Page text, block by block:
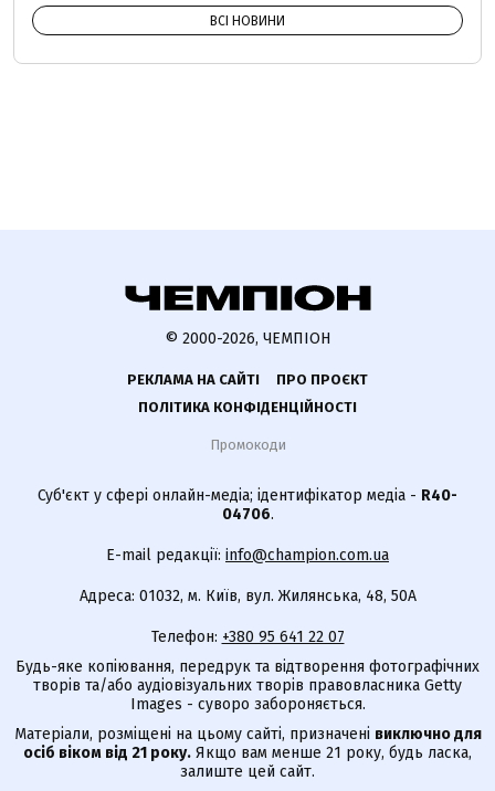
ВСІ НОВИНИ
© 2000-2026, ЧЕМПІОН
РЕКЛАМА НА САЙТІ
ПРО ПРОЄКТ
ПОЛІТИКА КОНФІДЕНЦІЙНОСТІ
Промокоди
Суб'єкт у сфері онлайн-медіа; ідентифікатор медіа - R40-
04706.
E-mail редакції: info@champion.com.ua
Адреса: 01032, м. Київ, вул. Жилянська, 48, 50А
Телефон: +380 95 641 22 07
Будь-яке копіювання, передрук та відтворення фотографічних
творів та/або аудіовізуальних творів правовласника Getty
Images - суворо забороняється.
Матеріали, розміщені на цьому сайті, призначені виключно для
осіб віком від 21 року. Якщо вам менше 21 року, будь ласка,
залиште цей сайт.